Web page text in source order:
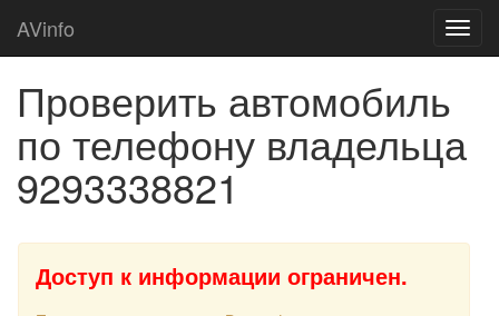
AVinfo
Проверить автомобиль
по телефону владельца
9293338821
Доступ к информации ограничен.